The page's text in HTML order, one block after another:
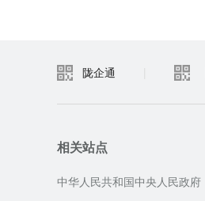
陇企通
相关站点
中华人民共和国中央人民政府